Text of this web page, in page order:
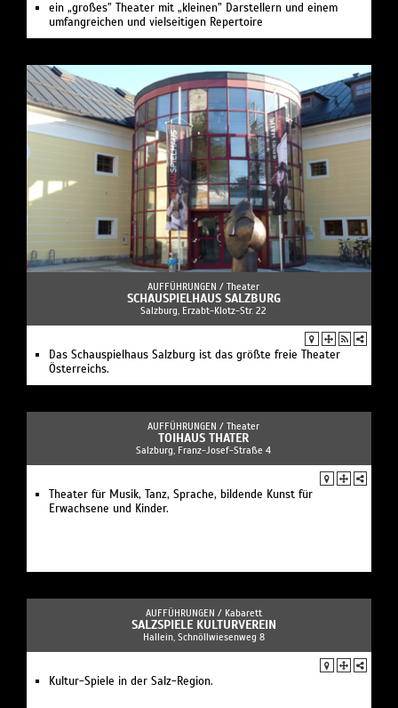
ein „großes” Theater mit „kleinen” Darstellern und einem
umfangreichen und vielseitigen Repertoire
AUFFÜHRUNGEN / Theater
SCHAUSPIELHAUS SALZBURG
Salzburg, Erzabt-Klotz-Str. 22
Das Schauspielhaus Salzburg ist das größte freie Theater
Österreichs.
AUFFÜHRUNGEN / Theater
TOIHAUS THATER
Salzburg, Franz-Josef-Straße 4
Theater für Musik, Tanz, Sprache, bildende Kunst für
Erwachsene und Kinder.
AUFFÜHRUNGEN / Kabarett
SALZSPIELE KULTURVEREIN
Hallein, Schnöllwiesenweg 8
Kultur-Spiele in der Salz-Region.